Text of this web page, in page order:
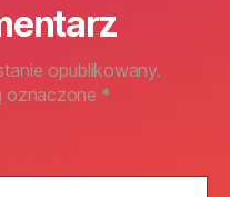
opublikowany.
oznaczone *